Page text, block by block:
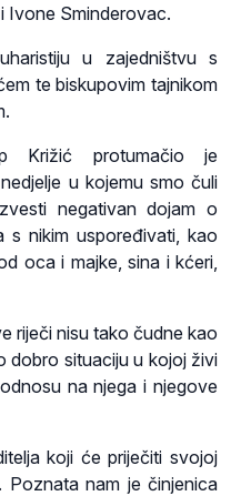
Ivone Sminderovac.
u zajedništvu s
te biskupovim tajnikom
Križić protumačio je
u kojemu smo čuli
negativan dojam o
nikim uspoređivati, kao
oca i majke, sina i kćeri,
riječi nisu tako čudne kao
dobro situaciju u kojoj živi
na njega i njegove
koji će priječiti svojoj
Poznata nam je činjenica